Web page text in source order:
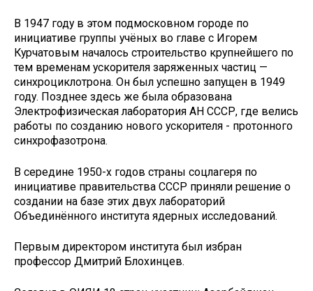
В 1947 году в этом подмосковном городе по
инициативе группы учёных во главе с Игорем
Курчатовым началось строительство крупнейшего по
тем временам ускорителя заряженных частиц —
синхроциклотрона. Он был успешно запущен в 1949
году. Позднее здесь же была образована
Электрофизическая лаборатория АН СССР, где велись
работы по созданию нового ускорителя - протонного
синхрофазотрона.
В середине 1950-х годов страны соцлагеря по
инициативе правительства СССР приняли решение о
создании на базе этих двух лабораторий
Объединённого института ядерных исследований.
Первым директором института был избран
профессор Дмитрий Блохинцев.